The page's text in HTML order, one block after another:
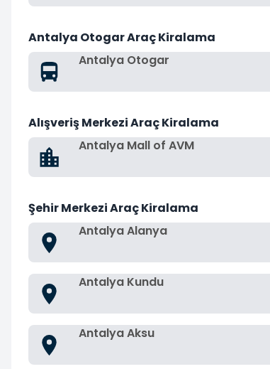
Antalya Otogar Araç Kiralama
Antalya Otogar
Alışveriş Merkezi Araç Kiralama
Antalya Mall of AVM
Şehir Merkezi Araç Kiralama
Antalya Alanya
Antalya Kundu
Antalya Aksu